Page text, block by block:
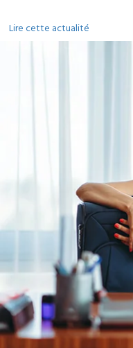
Lire cette actualité